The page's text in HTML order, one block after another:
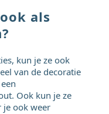
als
kun je ze ook
van de decoratie
Ook kun je ze
je ook weer